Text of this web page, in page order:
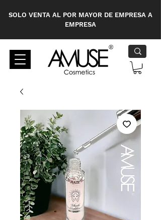
SOLO VENTA AL POR MAYOR DE EMPRESA A
EMPRESA